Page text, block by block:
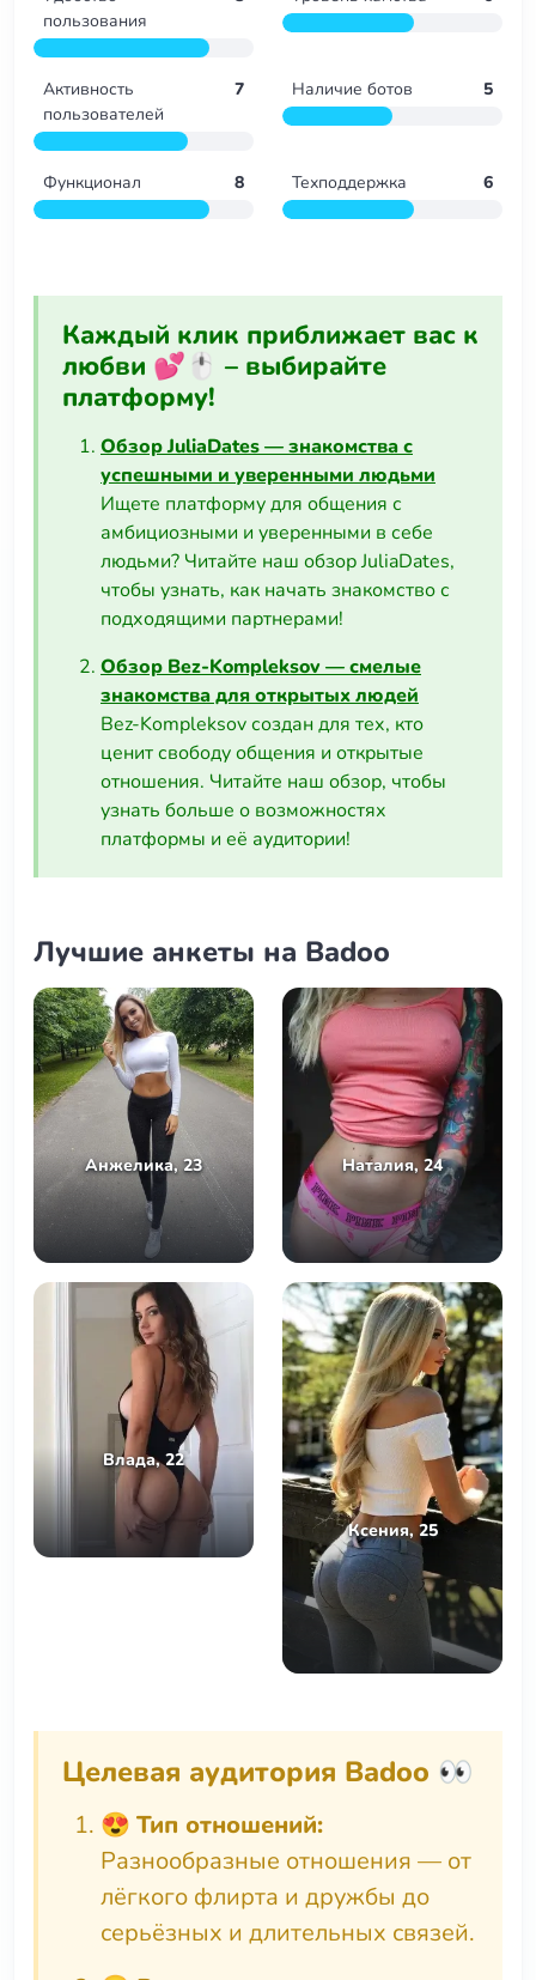
пользования
Активность
пользователей
7 Наличие ботов 5
Функционал 8 Техподдержка 6
Каждый клик приближает вас к
любви 💕🖱️ – выбирайте
платформу!
Обзор JuliaDates — знакомства с
успешными и уверенными людьми
Ищете платформу для общения с
амбициозными и уверенными в себе
людьми? Читайте наш обзор JuliaDates,
чтобы узнать, как начать знакомство с
подходящими партнерами!
Обзор Bez-Kompleksov — смелые
знакомства для открытых людей
Bez-Kompleksov создан для тех, кто
ценит свободу общения и открытые
отношения. Читайте наш обзор, чтобы
узнать больше о возможностях
платформы и её аудитории!
Лучшие анкеты на Badoo
Анжелика, 23 Наталия, 24
Влада, 22
Ксения, 25
Целевая аудитория Badoo 👀
😍 Тип отношений:
Разнообразные отношения — от
лёгкого флирта и дружбы до
серьёзных и длительных связей.